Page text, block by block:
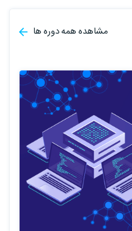
مشاهده همه دوره ها